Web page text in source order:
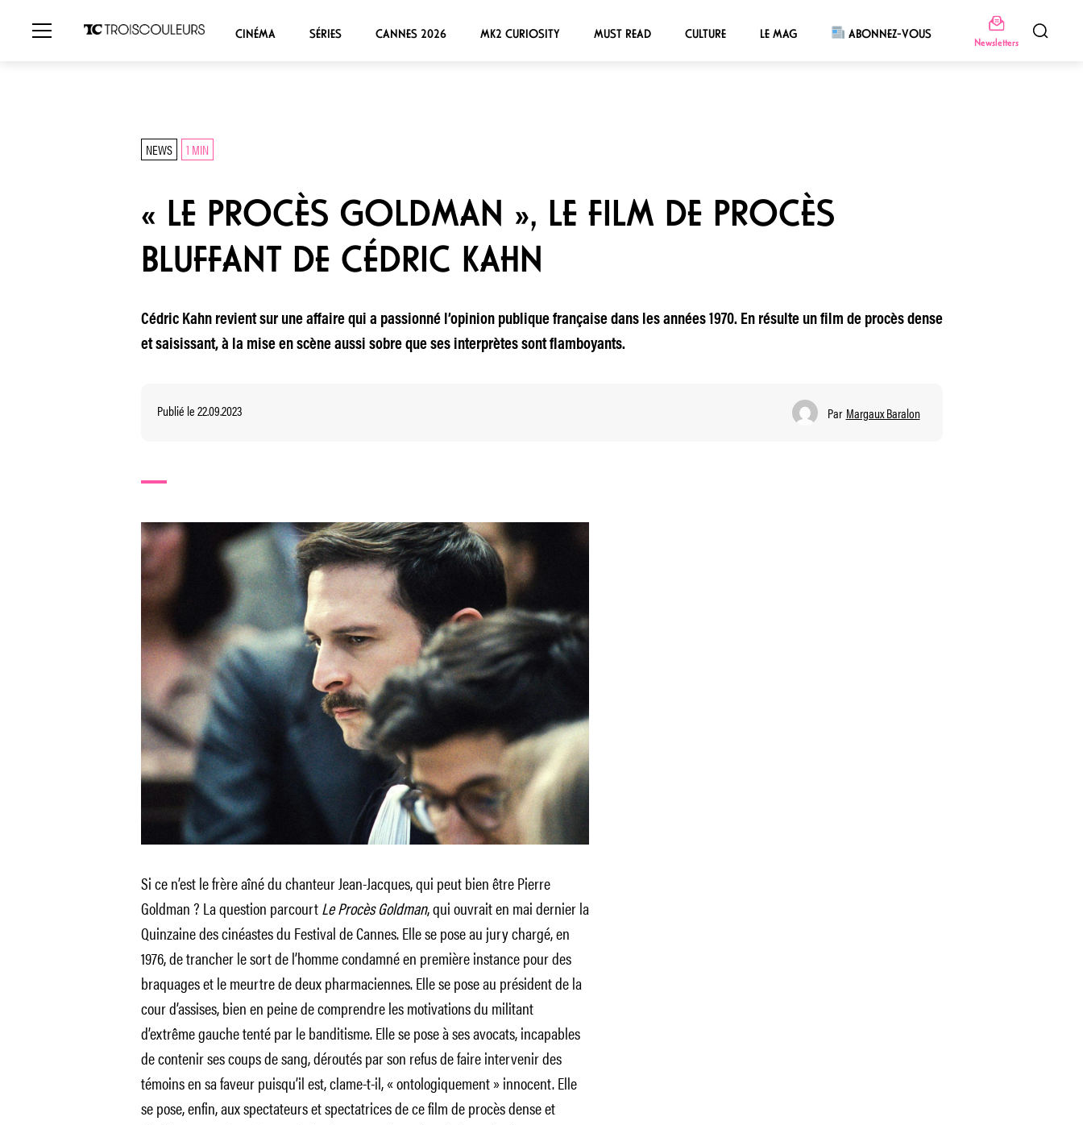
CINÉMA SÉRIES CANNES 2026 MK2 CURIOSITY MUST READ CULTURE LE MAG ABONNEZ-VOUS
Newsletters
NEWS 1 MIN
« LE PROCÈS GOLDMAN », LE FILM DE PROCÈS
BLUFFANT DE CÉDRIC KAHN
Cédric Kahn revient sur une affaire qui a passionné l’opinion publique française dans les années 1970. En résulte un film de procès dense
et saisissant, à la mise en scène aussi sobre que ses interprètes sont flamboyants.
Publié le 22.09.2023 Par Margaux Baralon
Si ce n’est le frère aîné du chanteur Jean-Jacques, qui peut bien être Pierre
Goldman ? La question parcourtLe Procès Goldman, qui ouvrait en mai dernier la
Quinzaine des cinéastes du Festival de Cannes. Elle se pose au jury chargé, en
1976, de trancher le sort de l’homme condamné en première instance pour des
braquages et le meurtre de deux pharmaciennes. Elle se pose au président de la
cour d’assises, bien en peine de comprendre les motivations du militant
d’extrême gauche tenté par le banditisme. Elle se pose à ses avocats, incapables
de contenir ses coups de sang, déroutés par son refus de faire intervenir des
témoins en sa faveur puisqu’il est, clame-t-il, « ontologiquement » innocent. Elle
se pose, enfin, aux spectateurs et spectatrices de ce film de procès dense et